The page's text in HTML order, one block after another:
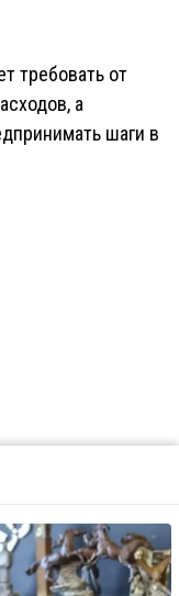
требовать от
а
шаги в